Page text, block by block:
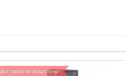
Доставка безкоштовно!